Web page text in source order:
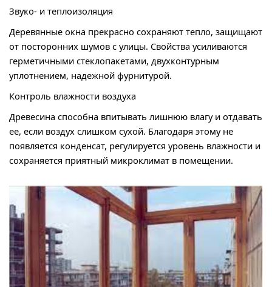
Звуко- и теплоизоляция
Деревянные окна прекрасно сохраняют тепло, защищают
от посторонних шумов с улицы. Свойства усиливаются
герметичными стеклопакетами, двухконтурным
уплотнением, надежной фурнитурой.
Контроль влажности воздуха
Древесина способна впитывать лишнюю влагу и отдавать
ее, если воздух слишком сухой. Благодаря этому не
появляется конденсат, регулируется уровень влажности и
сохраняется приятный микроклимат в помещении.